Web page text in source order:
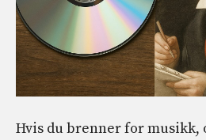
Hvis du brenner for musikk,